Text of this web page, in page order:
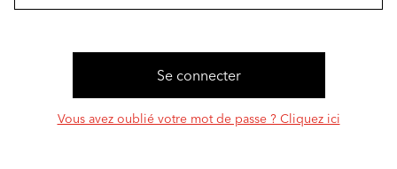
Vous avez oublié votre mot de passe ? Cliquez ici